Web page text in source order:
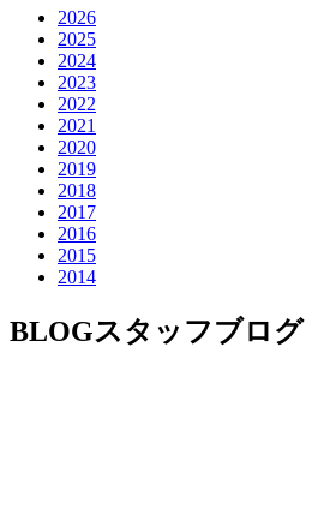
2026
2025
2024
2023
2022
2021
2020
2019
2018
2017
2016
2015
2014
BLOGスタッフブログ